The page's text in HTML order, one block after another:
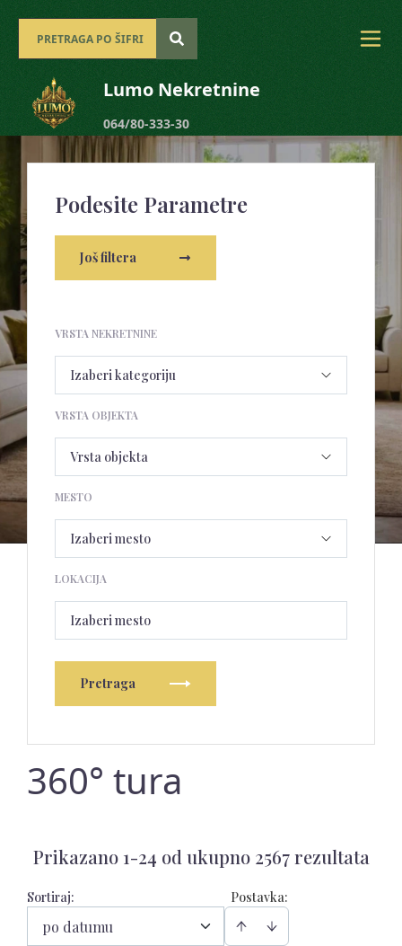
Lumo Nekretnine
064/80-333-30
Podesite Parametre
Još filtera
VRSTA NEKRETNINE
VRSTA OBJEKTA
MESTO
LOKACIJA
Izaberi mesto
Pretraga
360° tura
Prikazano 1-24 od ukupno 2567 rezultata
Postavka:
Sortiraj:
po datumu